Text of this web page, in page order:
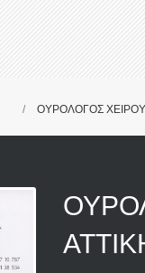
ΟΥΡΟΛΟΓΟΣ